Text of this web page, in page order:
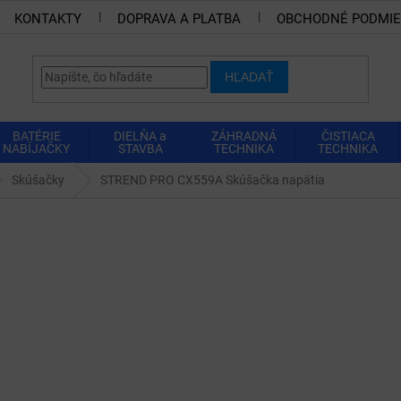
KONTAKTY DOPRAVA A PLATBA OBCHODNÉ
HĽADAŤ
BATÉRIE
NABÍJAČKY
DIELŇA a
STAVBA
ZÁHRADNÁ
TECHNIKA
ČISTIACA
TECHNIKA
Skúšačky STREND PRO CX559A Skúšačka napätia